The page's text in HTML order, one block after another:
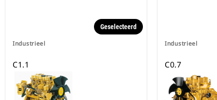
Industrieel
Geselecteerd
C1.1
Industrieel
C0.7